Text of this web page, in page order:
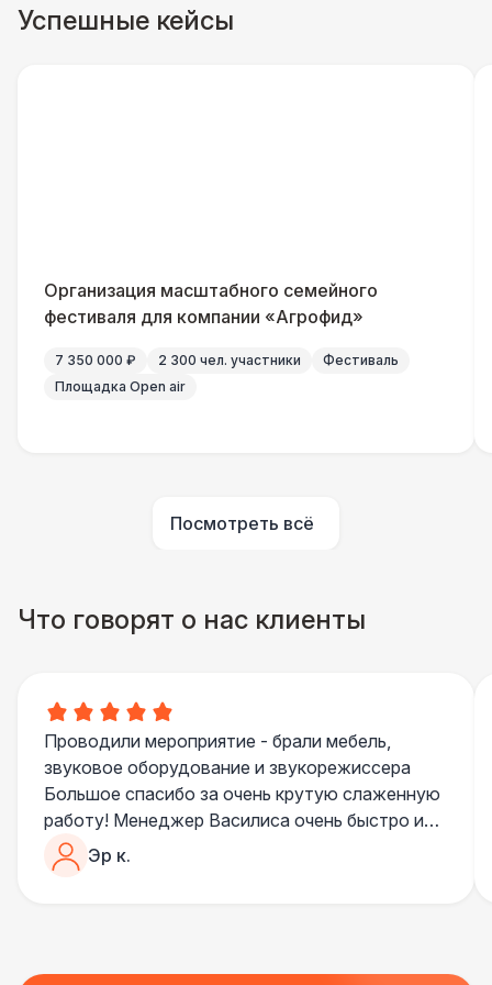
ДОПОЛНИТЕЛЬНО
Успешные кейсы
Организация масштабного семейного
фестиваля для компании «Агрофид»
7 350 000 ₽ 2 300 чел. участники
Фестиваль
Площадка Open air
Посмотреть всё
Что говорят о нас клиенты
Проводили мероприятие - брали мебель,
звуковое оборудование и звукорежиссера
Большое спасибо за очень крутую слаженную
работу! Менеджер Василиса очень быстро и
качественно обрабатывала все запросы,
пошла навстречу во многих моментах
Все приехало вовремя, в хорошем состоянии.
Эр к.